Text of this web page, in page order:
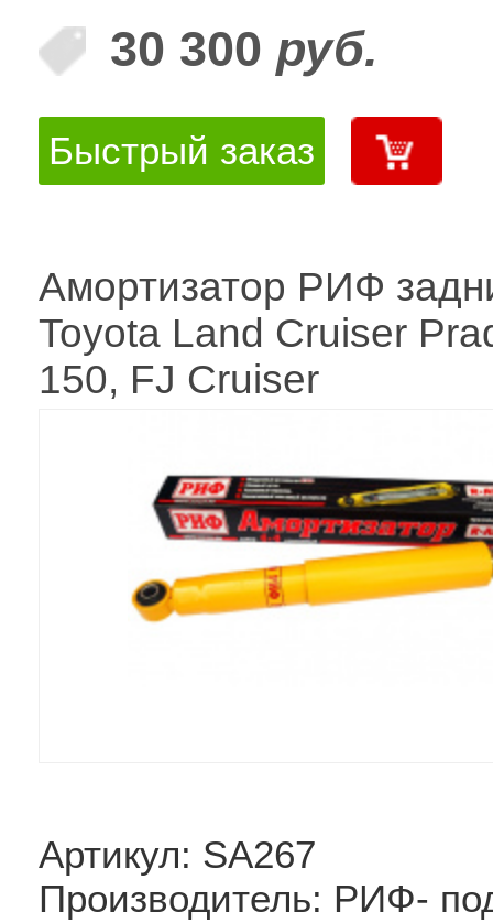
30 300 руб.
Быстрый заказ
Амортизатор РИФ
Toyota Land Cruiser
150, FJ Cruiser
Артикул: SA267
Производитель: РИФ-